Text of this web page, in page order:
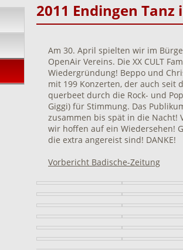
2011 Endingen Tanz
Am 30. April spielten wir im
OpenAir Vereins. Die XX CULT
Wiedergründung! Beppo und
mit 199 Konzerten, der auch seit
querbeet durch die Rock- und
Giggi) für Stimmung. Das
zusammen bis spät in die Nacht!
wir hoffen auf ein Wiedersehen!
die extra angereist sind! DANKE!
Vorbericht Badische-Zeitung